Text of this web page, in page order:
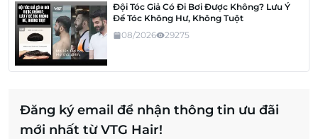
Đội Tóc Giả Có Đi Bơi Được Không? Lưu Ý
Để Tóc Không Hư, Không Tuột
08/2026
29275
Đăng ký email để nhận thông tin ưu đãi
mới nhất từ VTG Hair!